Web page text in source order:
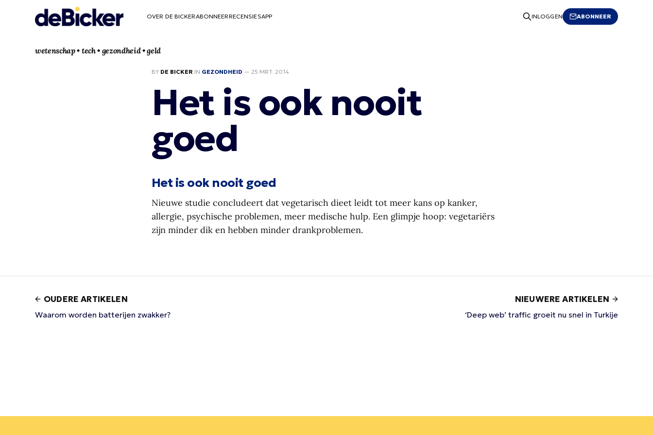
OVER DE BICKERABONNEERRECENSIESAPP INLOGGEN ABONNEER
wetenschap • tech • gezondheid • geld
BY DE BICKER IN GEZONDHEID — 25 MRT. 2014
Het is ook nooit
goed
Het is ook nooit goed
Nieuwe studie concludeert dat vegetarisch dieet leidt tot meer kans op kanker,
allergie, psychische problemen, meer medische hulp. Een glimpje hoop: vegetariërs
zijn minder dik en hebben minder drankproblemen.
OUDERE ARTIKELEN
Waarom worden batterijen zwakker?
NIEUWERE ARTIKELEN
‘Deep web’ traffic groeit nu snel in Turkije